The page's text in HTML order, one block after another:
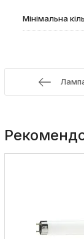
Мінімальна